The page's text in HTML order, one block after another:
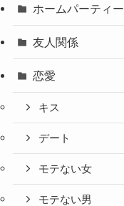
ホームパーティー
友人関係
恋愛
キス
デート
モテない女
モテない男